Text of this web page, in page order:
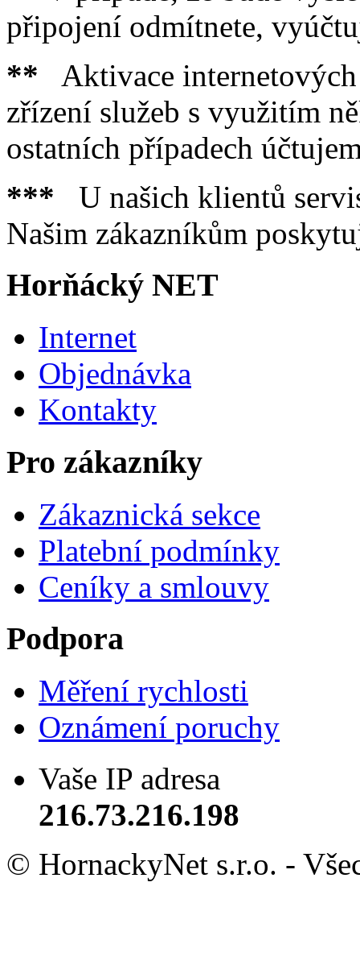
připojení odmítnete,
** Aktivace
zřízení služeb s využitím
ostatních případech
*** U našich klientů
Našim zákazníkům
Horňácký NET
Internet
Objednávka
Kontakty
Pro zákazníky
Zákaznická sekce
Platební podmínky
Ceníky a smlouvy
Podpora
Měření rychlosti
Oznámení poruchy
Vaše IP adresa
216.73.216.198
© HornackyNet s.r.o. -